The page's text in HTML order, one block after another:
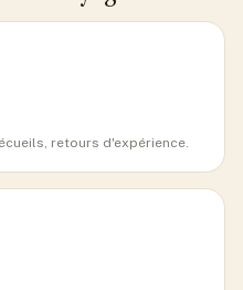
retours d'expérience.